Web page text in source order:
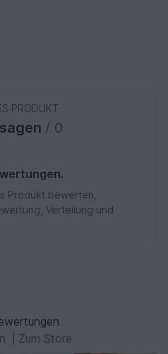
PRODUKT
/ 0
Produkt bewerten,
Verteilung und
Zum Store